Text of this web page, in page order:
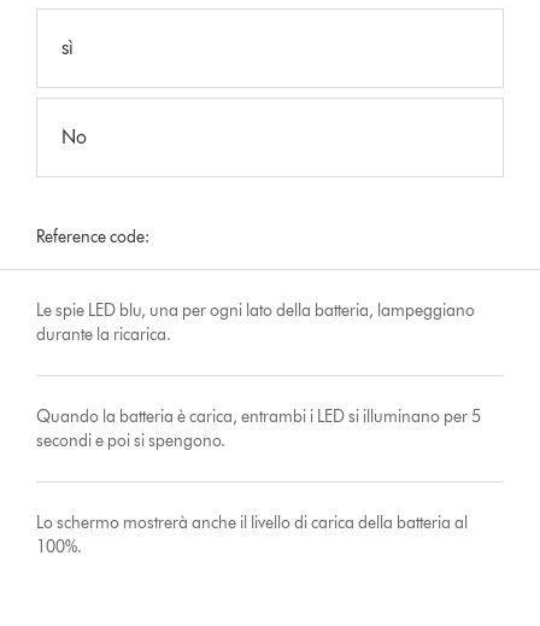
sì
No
Reference code:
Le spie LED blu, una per ogni lato della batteria, lampeggiano
durante la ricarica.
Quando la batteria è carica, entrambi i LED si illuminano per 5
secondi e poi si spengono.
Lo schermo mostrerà anche il livello di carica della batteria al
100%.